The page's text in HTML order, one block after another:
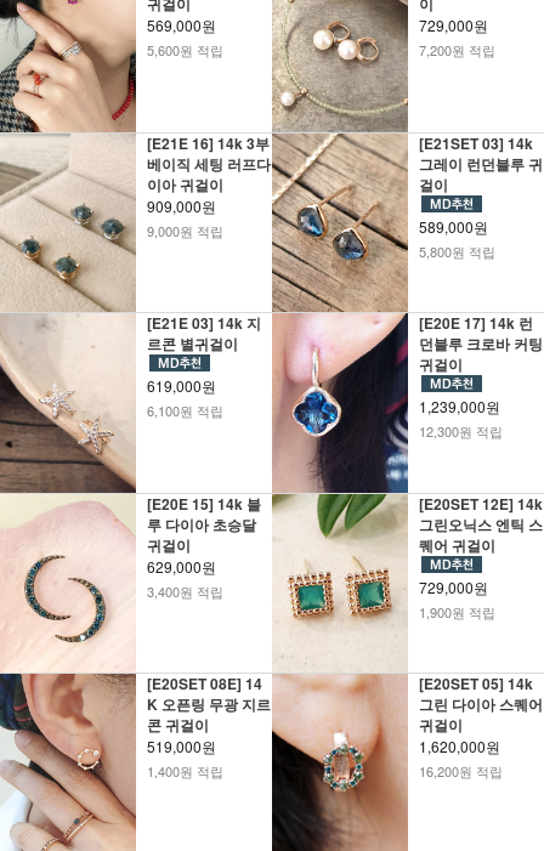
569,000원
5,600원 적립
729,000원
7,200원 적립
[E21E 16] 14k 3부
베이직 세팅 러프다
이아 귀걸이
909,000원
9,000원 적립
[E21SET 03] 14k
그레이 런던블루 귀
걸이
589,000원
5,800원 적립
[E21E 03] 14k 지
르콘 별귀걸이
619,000원
6,100원 적립
[E20E 17] 14k 런
던블루 크로바 커팅
귀걸이
1,239,000원
12,300원 적립
[E20E 15] 14k 블
루 다이아 초승달
귀걸이
629,000원
3,400원 적립
[E20SET 12E] 14k
그린오닉스 엔틱 스
퀘어 귀걸이
729,000원
1,900원 적립
[E20SET 08E] 14
K 오픈링 무광 지르
콘 귀걸이
519,000원
1,400원 적립
[E20SET 05] 14k
그린 다이아 스퀘어
귀걸이
1,620,000원
16,200원 적립